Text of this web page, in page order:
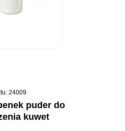
24009
kuwet